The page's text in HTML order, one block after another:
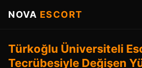
NOVA ESCORT
Türkoğlu Üniversiteli
Tecrübesiyle Değişen